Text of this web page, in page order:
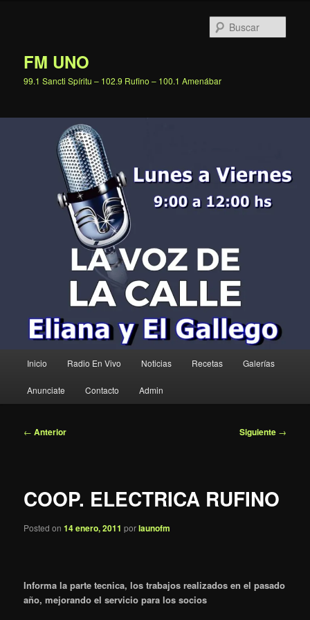
FM UNO
99.1 Sancti Spíritu – 102.9 Rufino – 100.1 Amenábar
principal
Inicio Radio En Vivo Noticias Recetas Galerías
Anunciate Contacto Admin
Navegación
← Anterior Siguiente →
COOP. ELECTRICA RUFINO
Posted on14 enero, 2011 porlaunofm
Informa la parte tecnica, los trabajos realizados en el pasado
año, mejorando el servicio para los socios